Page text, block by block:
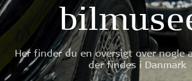
Her finder du en oversigt over nogle
der findes i Danmark